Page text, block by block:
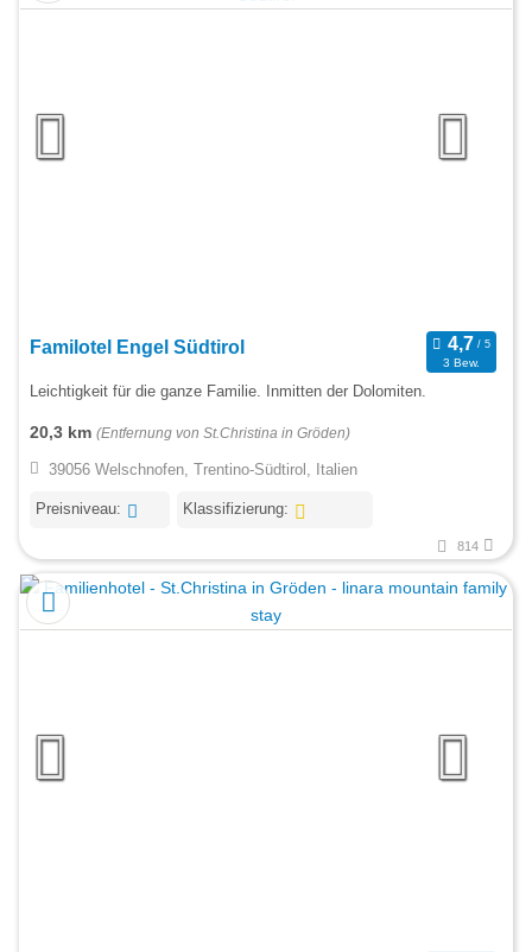
Familotel Engel Südtirol
3 Bew.
Leichtigkeit für die ganze Familie. Inmitten der Dolomiten.
20,3 km (Entfernung von St.Christina in Gröden)
39056 Welschnofen, Trentino-Südtirol, Italien
Preisniveau: Klassifizierung:
814